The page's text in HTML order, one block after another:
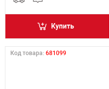
Купить
Код товара: 681099